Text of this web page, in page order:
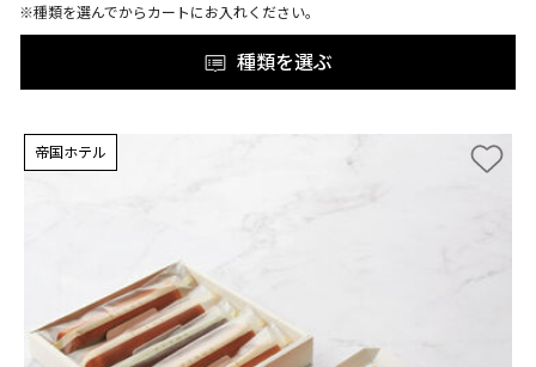
※種類を選んでからカートにお入れください。
種類を選ぶ
帝国ホテル